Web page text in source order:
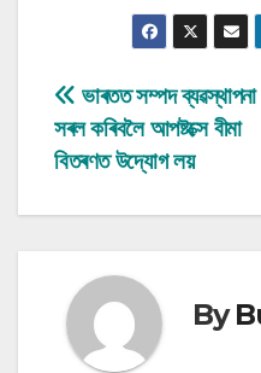
Post
navigation
ভাৰতত সম্পদ ব্যৱস্থাপনা
সৰল কৰিবলৈ আপষ্টক্সে বীমা
বিতৰণত উদ্যোগ লয়
By